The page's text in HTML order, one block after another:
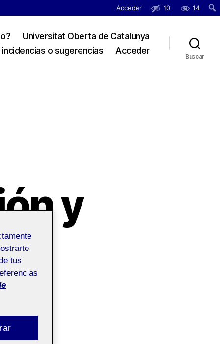
Acceder 10
14
Universitat Oberta de Catalunya
o sugerencias
Acceder
Buscar
y
tus